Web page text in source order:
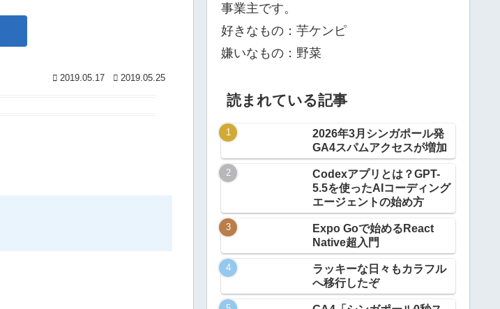
2019.05.17 2019.05.25
事業主です。
好きなもの：芋ケンピ
嫌いなもの：野菜
読まれている記事
2026年3月シンガポール発
GA4スパムアクセスが増加
Codexアプリとは？GPT-
5.5を使ったAIコーディング
エージェントの始め方
Expo Goで始めるReact
Native超入門
ラッキーな日々もカラフル
へ移行したぞ